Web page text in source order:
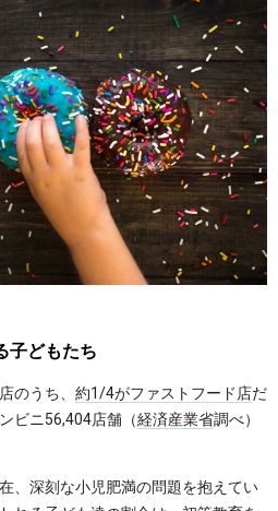
子どもたち
のうち、 約1/4がファストフード店だ
ビニ56,404店舗（経済産業省調べ）
、深刻な小児肥満の問題を抱えてい